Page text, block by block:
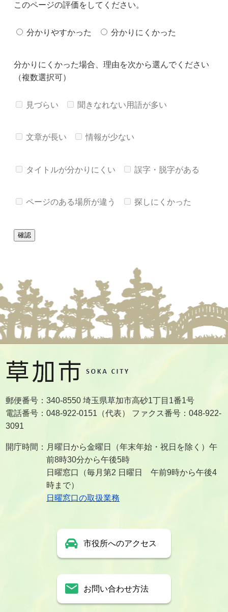
このページの評価をしてください。
分かりやすかった 分かりにくかった
分かりにくかった場合、理由を次から選んでください
（複数選択可）
見づらい 聞きなれない用語が多い
文章が長い 情報が少ない
タイトルが分かりにくい 誤字・脱字がある
ページのある場所が違う 探しにくかった
郵便番号：340-8550 埼玉県草加市高砂1丁目1番1号
電話番号：048-922-0151（代表） ファクス番号：048-922-
3091
開庁時間：月曜日から金曜日（年末年始・祝日を除く）午
前8時30分から午後5時
日曜窓口（毎月第2 日曜日 午前9時から午後4
時まで）
日曜窓口の取扱業務
市役所へのアクセス
お問い合わせ方法